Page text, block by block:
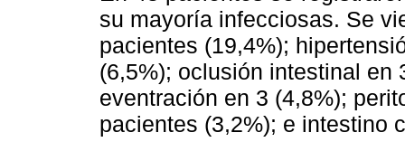
su mayoría infecciosas. Se
pacientes (19,4%);
(6,5%); oclusión intestinal en
eventración en 3 (4,8%);
pacientes (3,2%); e intestino